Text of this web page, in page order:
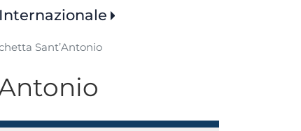
Internazionale
Sant’Antonio